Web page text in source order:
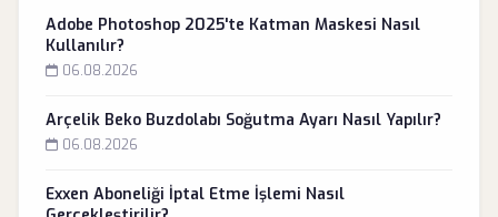
Adobe Photoshop 2025'te Katman Maskesi Nasıl
Kullanılır?
06.08.2026
Arçelik Beko Buzdolabı Soğutma Ayarı Nasıl Yapılır?
06.08.2026
Exxen Aboneliği İptal Etme İşlemi Nasıl